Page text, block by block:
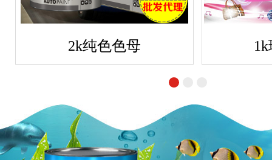
2k纯色色母